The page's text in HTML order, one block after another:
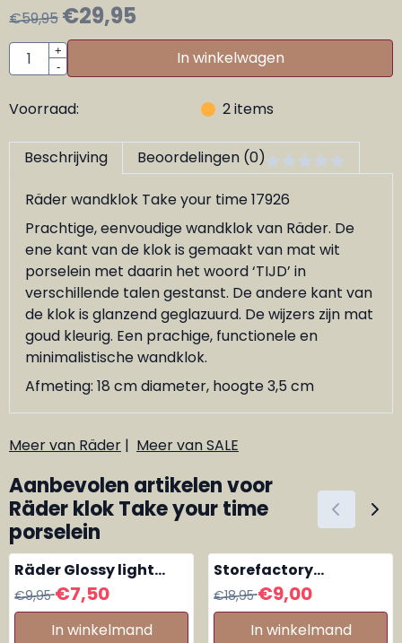
€59,95 €29,95
Aantal
+
-
In winkelwagen
Voorraad: 2items
Beschrijving Beoordelingen (0)
Räder wandklok Take your time 17926
Prachtige, eenvoudige wandklok van Räder. De
ene kant van de klok is gemaakt van mat wit
porselein met daarin het woord ‘TIJD’ in
verschillende talen gestanst. De andere kant van
de klok is glanzend geglazuurd. De wijzers zijn mat
goud kleurig. Een prachige, functionele en
minimalistische wandklok.
Afmeting: 18 cm diameter, hoogte 3,5 cm
Meer van Räder | Meer van SALE
Aanbevolen artikelen voor
Räder klok Take your time
porselein
Räder Glossy light
Lettering large
Van 9,95 voor 7,50
€9,95€7,50
In winkelmand
Storefactory
kaarsenstander
Skensta large glass
Van 18,95 voor 9,00
€18,95€9,00
In winkelmand